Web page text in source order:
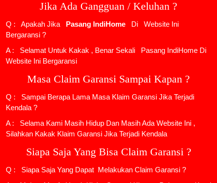
Jika Ada Gangguan / Keluhan ?
Q : Apakah Jika Pasang IndiHome Di
Website Ini
Bergaransi ?
A : Selamat Untuk Kakak , Benar Sekali
Pasang IndiHome Di
Website Ini Bergaransi
Masa Claim Garansi Sampai Kapan ?
Q : Sampai Berapa Lama Masa Klaim Garansi Jika Terjadi
Kendala ?
A : Selama Kami Masih Hidup Dan Masih Ada Website Ini ,
Silahkan Kakak Klaim Garansi Jika Terjadi Kendala
Siapa Saja Yang Bisa Claim Garansi ?
Q : Siapa Saja Yang Dapat Melakukan Claim Garansi ?